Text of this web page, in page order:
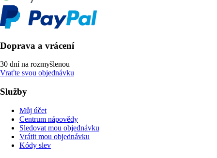
Doprava a vrácení
30 dní na rozmyšlenou
Vraťte svou objednávku
Služby
Můj účet
Centrum nápovědy
Sledovat mou objednávku
Vrátit mou objednávku
Kódy slev